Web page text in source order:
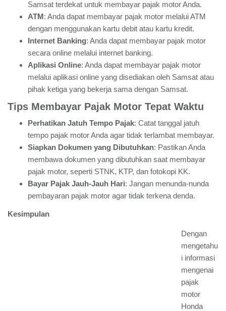
Samsat terdekat untuk membayar pajak motor Anda.
ATM: Anda dapat membayar pajak motor melalui ATM
dengan menggunakan kartu debit atau kartu kredit.
Internet Banking: Anda dapat membayar pajak motor
secara online melalui internet banking.
Aplikasi Online: Anda dapat membayar pajak motor
melalui aplikasi online yang disediakan oleh Samsat atau
pihak ketiga yang bekerja sama dengan Samsat.
Tips Membayar Pajak Motor Tepat Waktu
Perhatikan Jatuh Tempo Pajak: Catat tanggal jatuh
tempo pajak motor Anda agar tidak terlambat membayar.
Siapkan Dokumen yang Dibutuhkan: Pastikan Anda
membawa dokumen yang dibutuhkan saat membayar
pajak motor, seperti STNK, KTP, dan fotokopi KK.
Bayar Pajak Jauh-Jauh Hari: Jangan menunda-nunda
pembayaran pajak motor agar tidak terkena denda.
Kesimpulan
Dengan
mengetahu
i informasi
mengenai
pajak
motor
Honda